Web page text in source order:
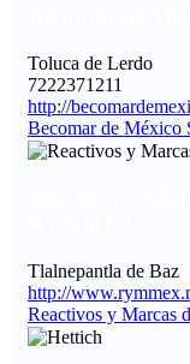
Toluca de Lerdo
7222371211
http://
Becomar de México
Tlalnepantla de Baz
http://
Reactivos y Marcas